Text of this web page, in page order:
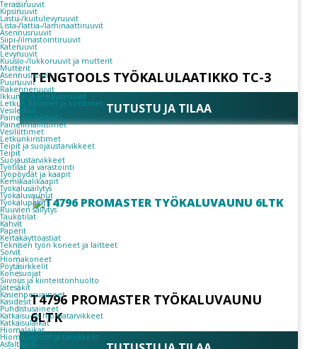
Terassiruuvit
Kipsiruuvit
Lastu-/kuitulevyruuvit
Lista-/lattia-/laminaattiruuvit
Asennusruuvit
Siipi-/ilmastointiruuvit
Kateruuvit
Levyruuvit
Kuusio-/lukkoruuvit ja mutterit
Mutterit
Asennusruuvit
Puuruuvit
Rakenneruuvit
Ikkuna- ja ankkuriruuvit
Letkut, liittimet ja kiristimet
Vesiletkut
Paineilmaletkut
Paineilmaliittimet
Vesiliittimet
Letkunkiristimet
Teipit ja suojaustarvikkeet
Teipit
Suojaustarvikkeet
Työtilat ja varastointi
Työpöydät ja kaapit
Kemikaalikaapit
Työkalusäilytys
Työkaluvaunut
Työkalupakit
Ruuvien säilytys
Taukotilat
Kahvit
Paperit
Kertakäyttöastiat
Teknisen työn koneet ja laitteet
Sorvit
Hiomakoneet
Pöytäsirkkelit
Konesuojat
Siivous ja kiinteistönhuolto
Jätesäkit
Käsienpesuaineet
Käsidesit
Puhdistusaineet
Katkaisu- ja hiomatarvikkeet
Katkaisulaikat
Hiomalaikat
Hiomapaperit ja tarvikkeet
Asfaltointi
TENGTOOLS TYÖKALULAATIKKO TC-3
TUTUSTU JA TILAA
T4796 PROMASTER TYÖKALUVAUNU
6LTK